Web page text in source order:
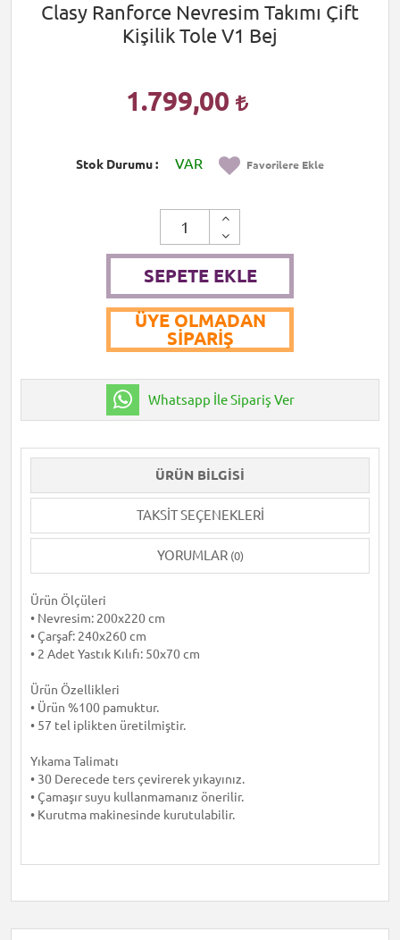
Clasy Ranforce Nevresim Takımı Çift
Kişilik Tole V1 Bej
1.799,00
Stok Durumu VAR Favorilere Ekle
SEPETE EKLE
ÜYE OLMADAN
SIPARIŞ
Whatsapp İle Sipariş Ver
ÜRÜN BILGISI
TAKSIT SEÇENEKLERI
YORUMLAR (0)
Ürün Ölçüleri
• Nevresim: 200x220 cm
• Çarşaf: 240x260 cm
• 2 Adet Yastık Kılıfı: 50x70 cm
Ürün Özellikleri
• Ürün %100 pamuktur.
• 57 tel iplikten üretilmiştir.
Yıkama Talimatı
• 30 Derecede ters çevirerek yıkayınız.
• Çamaşır suyu kullanmamanız önerilir.
• Kurutma makinesinde kurutulabilir.